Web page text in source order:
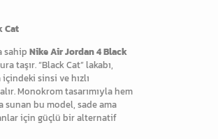
Cat
sahip Nike Air Jordan 4 Black
taşır. “Black Cat” lakabı,
sinsi ve hızlı
Monokrom tasarımıyla hem
sunan bu model, sade ama
için güçlü bir alternatif